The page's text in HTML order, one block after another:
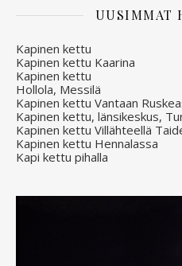
UUSIMMAT
Kapinen kettu
Kapinen kettu Kaarina
Kapinen kettu
Hollola, Messilä
Kapinen kettu Vantaan
Kapinen kettu, länsikeskus,
Kapinen kettu Villähteellä
Kapinen kettu Hennalassa
Kapi kettu pihalla